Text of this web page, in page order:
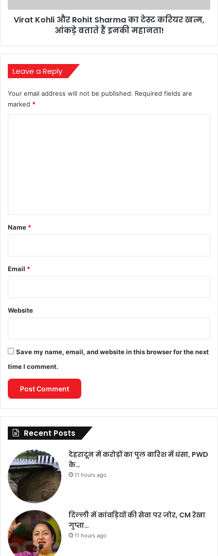
खत्म,
आंकड़े
Virat Kohli और Rohit Sharma का टेस्ट करियर खत्म,
आंकड़े बताते हैं इनकी महानता!
Leave a Reply
Your email address will not be published. Required fields are
marked *
*
Name *
Email *
Website
Save my name, email, and website in this browser for the next
time I comment.
Recent Posts
देहरादून में करोड़ों का पुल बारिश में धंसा, PWD
के…
11 hours ago
दिल्ली में कांवड़ियों की सेवा पर जोर, CM रेखा
गुप्ता…
11 hours ago